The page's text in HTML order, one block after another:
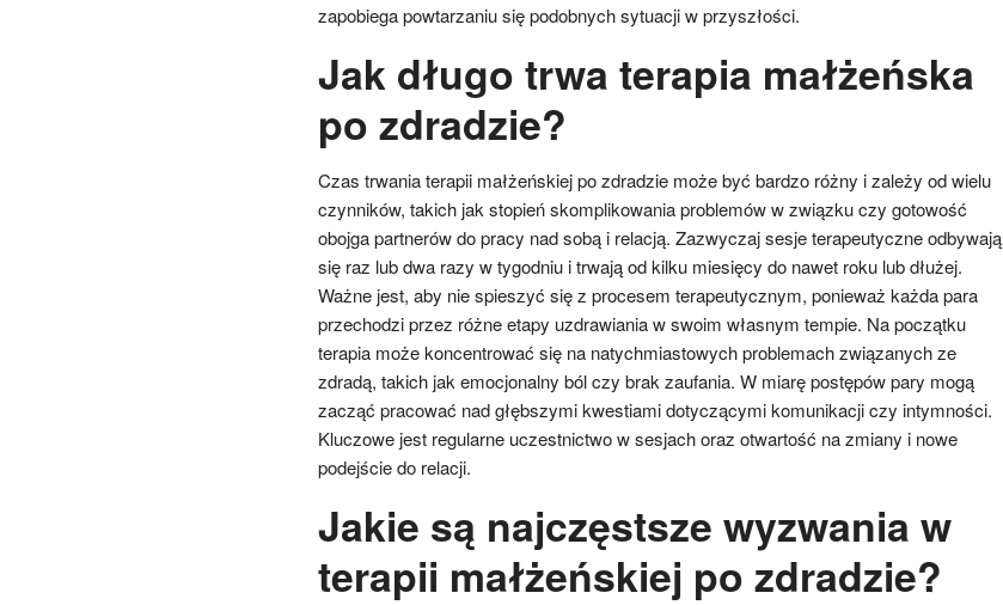
zapobiega powtarzaniu się podobnych sytuacji w przyszłości.
Jak długo trwa terapia małżeńska
po zdradzie?
Czas trwania terapii małżeńskiej po zdradzie może być bardzo różny i zależy od wielu
czynników, takich jak stopień skomplikowania problemów w związku czy gotowość
obojga partnerów do pracy nad sobą i relacją. Zazwyczaj sesje terapeutyczne odbywają
się raz lub dwa razy w tygodniu i trwają od kilku miesięcy do nawet roku lub dłużej.
Ważne jest, aby nie spieszyć się z procesem terapeutycznym, ponieważ każda para
przechodzi przez różne etapy uzdrawiania w swoim własnym tempie. Na początku
terapia może koncentrować się na natychmiastowych problemach związanych ze
zdradą, takich jak emocjonalny ból czy brak zaufania. W miarę postępów pary mogą
zacząć pracować nad głębszymi kwestiami dotyczącymi komunikacji czy intymności.
Kluczowe jest regularne uczestnictwo w sesjach oraz otwartość na zmiany i nowe
podejście do relacji.
Jakie są najczęstsze wyzwania w
terapii małżeńskiej po zdradzie?